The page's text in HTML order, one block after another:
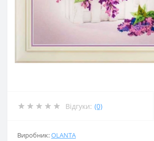
Відгуки: (0)
Виробник:OLANTА